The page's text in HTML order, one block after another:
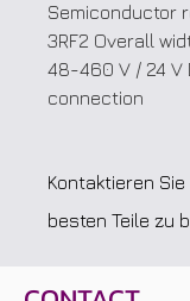
Semiconductor
3RF2 Overall
48-460 V / 24 V
connection
Kontaktieren Sie
besten Teile zu